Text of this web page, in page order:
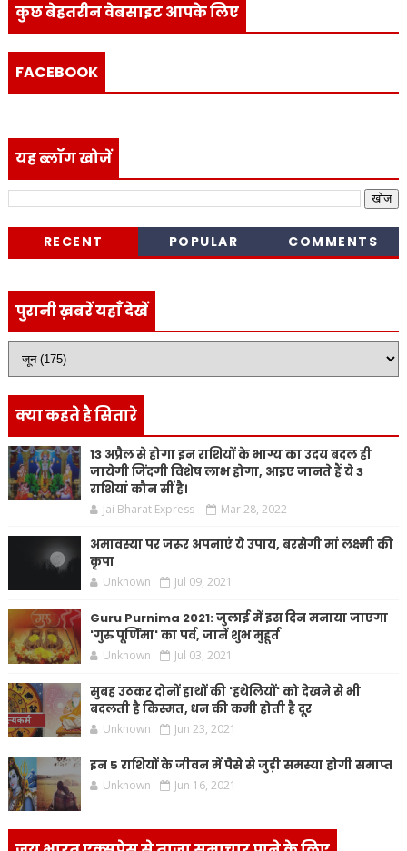
कुछ बेहतरीन वेबसाइट आपके लिए
FACEBOOK
यह ब्लॉग खोजें
RECENT POPULAR COMMENTS
पुरानी ख़बरें यहाँ देखें
क्या कहते है सितारे
13 अप्रैल से होगा इन राशियों के भाग्य का उदय बदल ही
जायेगी जिंदगी विशेष लाभ होगा, आइए जानते हैं ये 3
राशियां कौन सीं है।
Jai Bharat Express Mar 28, 2022
अमावस्या पर जरूर अपनाएं ये उपाय, बरसेगी मां लक्ष्मी की
कृपा
Unknown Jul 09, 2021
Guru Purnima 2021: जुलाई में इस दिन मनाया जाएगा
'गुरु पूर्णिमा' का पर्व, जानें शुभ मुहूर्त
Unknown Jul 03, 2021
सुबह उठकर दोनों हाथों की 'हथेलियों' को देखने से भी
बदलती है किस्मत, धन की कमी होती है दूर
Unknown Jun 23, 2021
इन 5 राशियों के जीवन में पैसे से जुड़ी समस्या होगी समाप्त
Unknown Jun 16, 2021